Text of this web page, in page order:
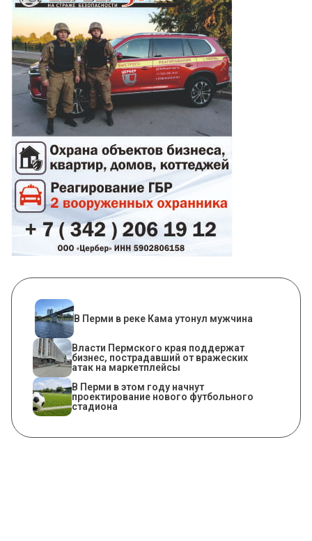
В Перми в реке Кама утонул мужчина
Власти Пермского края поддержат
бизнес, пострадавший от вражеских
атак на маркетплейсы
В Перми в этом году начнут
проектирование нового футбольного
стадиона